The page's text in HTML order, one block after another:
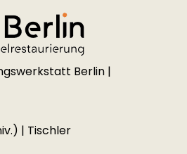
Gerade bei
sich vielfach ein
da
notwendig
in Anspruch
müssen.
Berlin |
| Tischler